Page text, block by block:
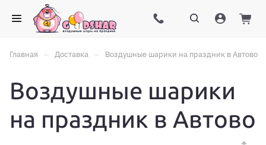
Главная – Доставка – Воздушные шарики на праздник в Автово
Воздушные шарики
на праздник в Автово